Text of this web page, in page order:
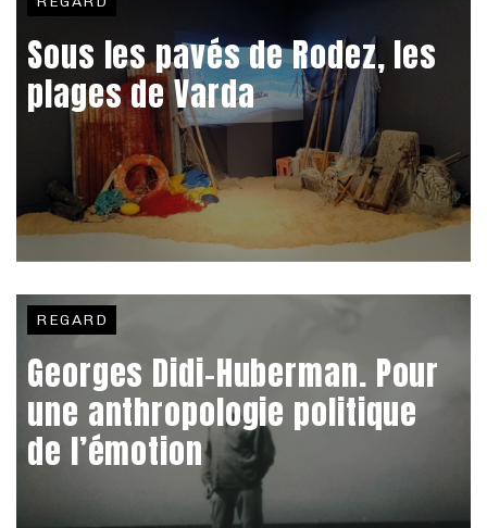
Sous les pavés de Rodez, les
plages de Varda
REGARD
Georges Didi-Huberman. Pour
une anthropologie politique
de l’émotion